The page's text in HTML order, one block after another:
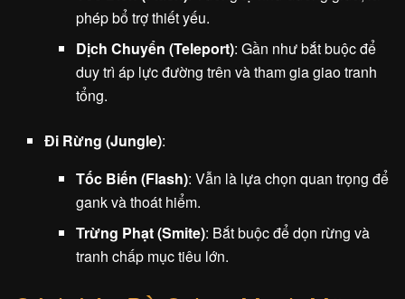
phép bổ trợ thiết yếu.
Dịch Chuyển (Teleport): Gần như bắt buộc để
duy trì áp lực đường trên và tham gia giao tranh
tổng.
Đi Rừng (Jungle):
Tốc Biến (Flash): Vẫn là lựa chọn quan trọng để
gank và thoát hiểm.
Trừng Phạt (Smite): Bắt buộc để dọn rừng và
tranh chấp mục tiêu lớn.